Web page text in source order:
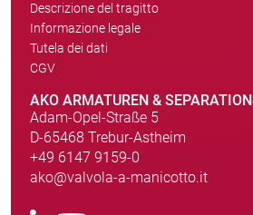
Descrizione del tragitto
Informazione legale
Tutela dei dati
CGV
AKO ARMATUREN &
Adam-Opel-Straße 5
D-65468 Trebur-Astheim
+49 6147 9159-0
ako@valvola-a-manicotto.it